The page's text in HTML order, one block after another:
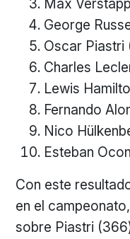
Max
George
Oscar Piastri
Charles
Lewis
Fernando
Nico
Esteban
Con este
en el
sobre Piastri